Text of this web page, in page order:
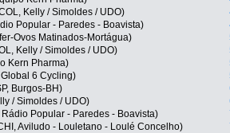
Kelly / Simoldes / UDO)
Popular - Paredes - Boavista)
Ovos Matinados-Mortágua)
Kelly / Simoldes / UDO)
Kern Pharma)
6 Cycling)
Burgos-BH)
/ Simoldes / UDO)
Popular - Paredes - Boavista)
Aviludo - Louletano - Loulé Concelho)